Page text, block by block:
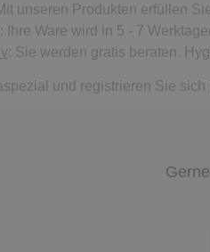
unseren Produkten erfüllen
: Ihre Ware wird in 5 - 7
: Sie werden gratis beraten.
und registrieren Sie sich